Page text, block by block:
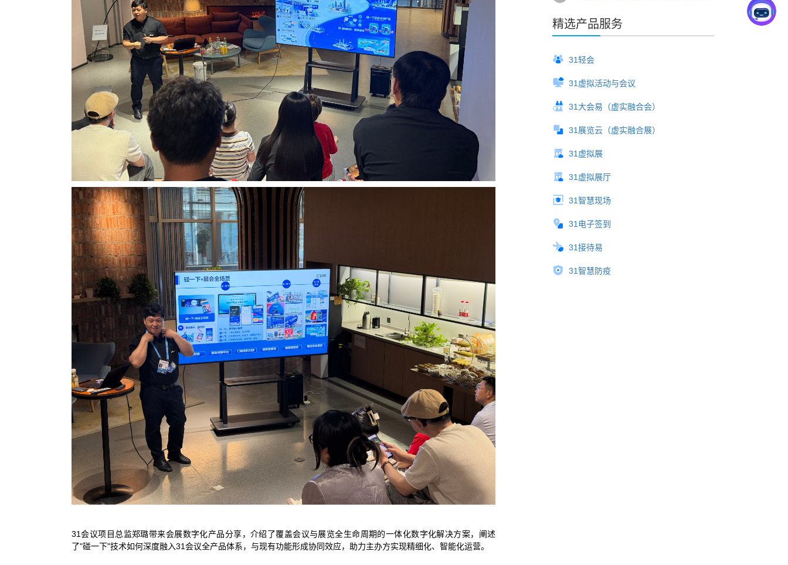
31会议项目总监郑璐带来会展数字化产品分享，介绍了覆盖会议与展览全生命周期的一体化数字化解决方案，阐述
了"碰一下"技术如何深度融入31会议全产品体系，与现有功能形成协同效应，助力主办方实现精细化、智能化运营。
精选产品服务
31轻会
31虚拟活动与会议
31大会易（虚实融合会）
31展览云（虚实融合展）
31虚拟展
31虚拟展厅
31智慧现场
31电子签到
31接待易
31智慧防疫